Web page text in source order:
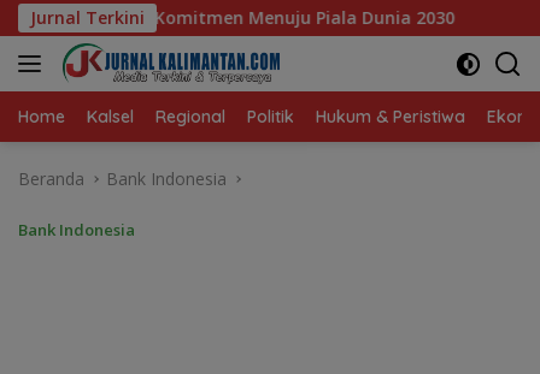
Langsung
ke
konten
Jurnal Terkini
Piala Dunia 2030 Pelajar Balangan Terima
Home Kalsel Regional Politik Hukum & Peristiwa
Beranda Bank Indonesia
Bank Indonesia